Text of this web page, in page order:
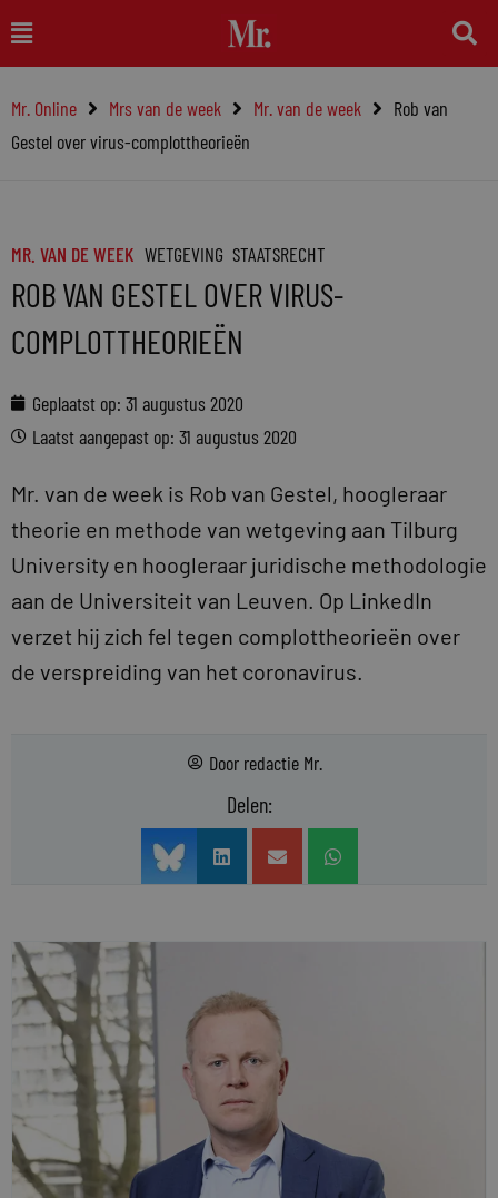
naar
inhoud
Main
Menu
Mr. Online Mrs van de week Mr. van de week
Rob van
Gestel over virus-complottheorieën
MR. VAN DE WEEK WETGEVING STAATSRECHT
ROB VAN GESTEL OVER VIRUS-
COMPLOTTHEORIEËN
Geplaatst op: 31 augustus 2020
Laatst aangepast op: 31 augustus 2020
Mr. van de week is Rob van Gestel, hoogleraar
theorie en methode van wetgeving aan Tilburg
University en hoogleraar juridische methodologie
aan de Universiteit van Leuven. Op LinkedIn
verzet hij zich fel tegen complottheorieën over
de verspreiding van het coronavirus.
Door redactie Mr.
Delen: